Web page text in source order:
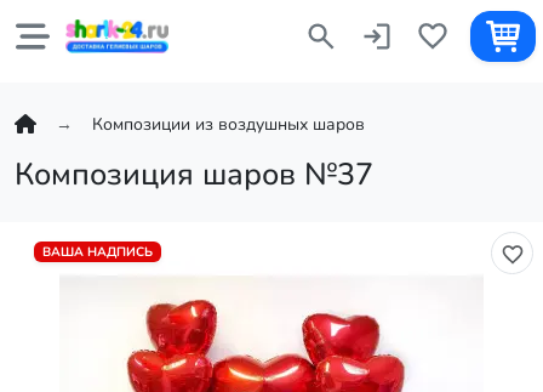
Композиции из воздушных шаров
Композиция шаров №37
ВАША НАДПИСЬ